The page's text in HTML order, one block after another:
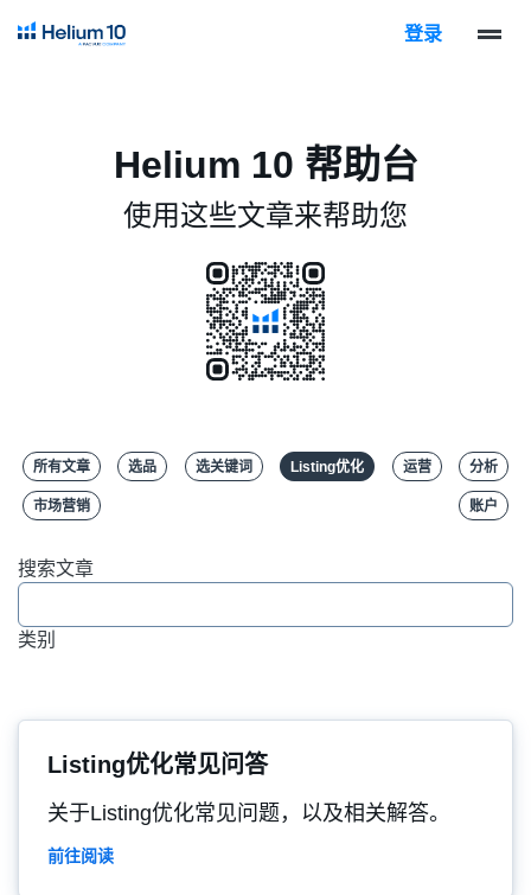
登录
Helium 10 帮助台
使用这些文章来帮助您
所有文章 选品 选关键词 Listing优化 运营 分析
市场营销 账户
搜索文章
类别
Listing优化常见问答
关于Listing优化常见问题，以及相关解答。
前往阅读